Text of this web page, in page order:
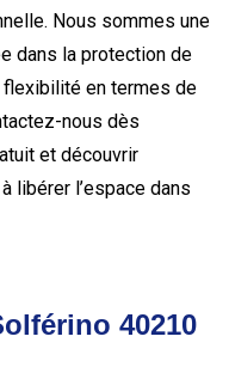
Nous sommes une
dans la protection de
flexibilité en termes de
nous dès
et découvrir
libérer l’espace dans
40210